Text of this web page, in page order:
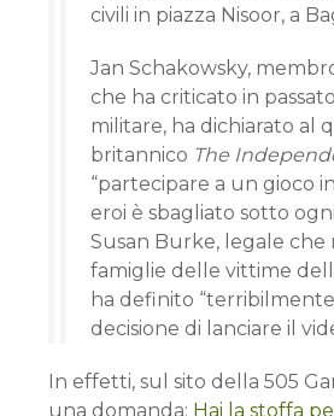
civili in piazza Nisoor, a
Jan Schakowsky,
che ha criticato in
militare, ha dichiarato al
britannico The
“partecipare a un gioco
eroi è sbagliato sotto
Susan Burke, legale che
famiglie delle vittime
ha definito
decisione di lanciare il
In effetti, sul sito della 505
una domanda: Hai la stoffa